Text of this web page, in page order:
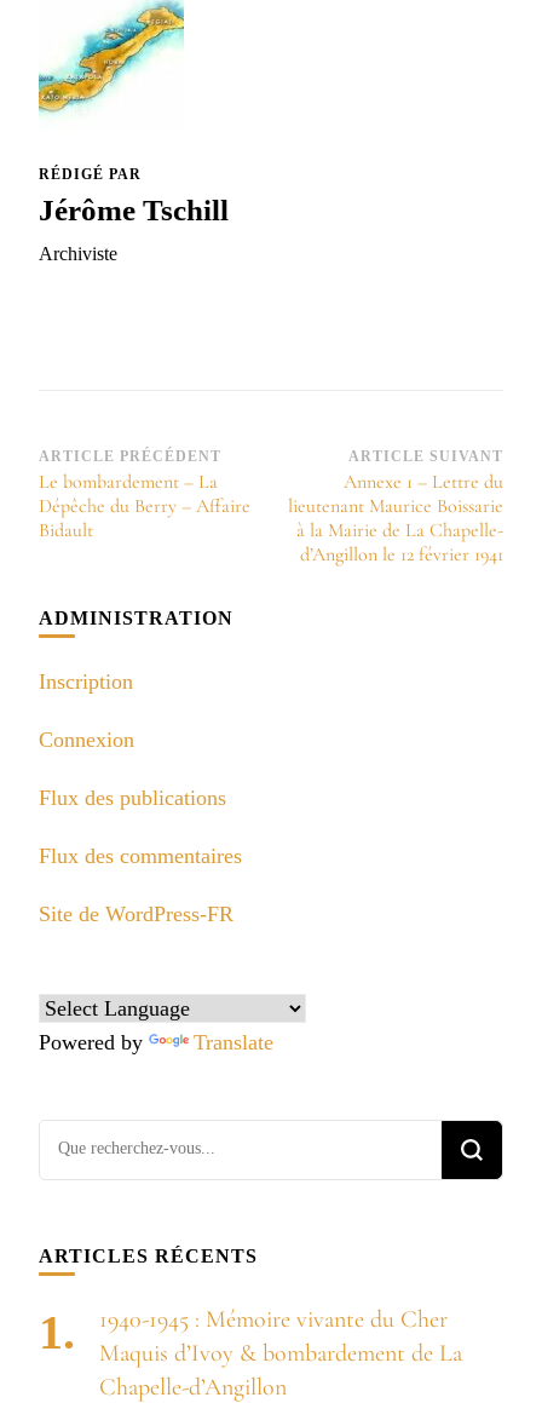
RÉDIGÉ PAR
Jérôme Tschill
Archiviste
Navigation
d’article
ARTICLE PRÉCÉDENT
Le bombardement – La
Dépêche du Berry – Affaire
Bidault
ARTICLE SUIVANT
Annexe 1 – Lettre du
lieutenant Maurice Boissarie
à la Mairie de La Chapelle-
d’Angillon le 12 février 1941
ADMINISTRATION
Inscription
Connexion
Flux des publications
Flux des commentaires
Site de WordPress-FR
Powered by Translate
Vous
ARTICLES RÉCENTS
1940-1945 : Mémoire vivante du Cher
Maquis d’Ivoy & bombardement de La
Chapelle-d’Angillon